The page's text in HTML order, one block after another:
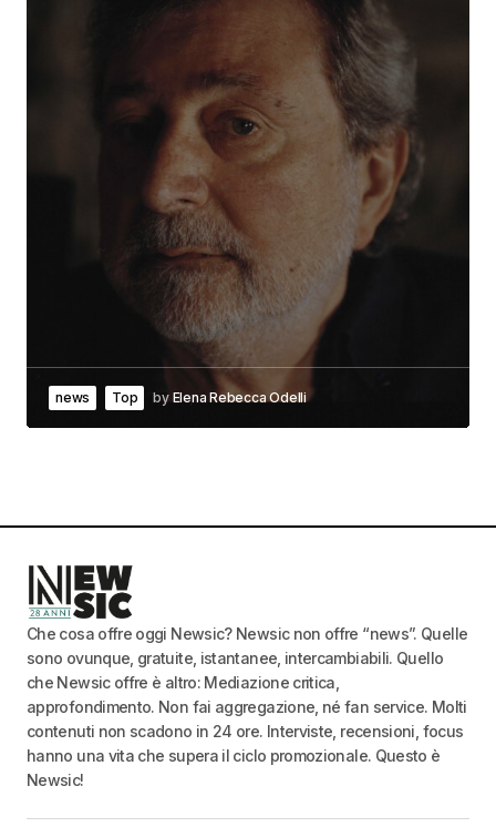
news Top by Elena Rebecca Odelli
Che cosa offre oggi Newsic? Newsic non offre “news”. Quelle
sono ovunque, gratuite, istantanee, intercambiabili. Quello
che Newsic offre è altro: Mediazione critica,
approfondimento. Non fai aggregazione, né fan service. Molti
contenuti non scadono in 24 ore. Interviste, recensioni, focus
hanno una vita che supera il ciclo promozionale. Questo è
Newsic!